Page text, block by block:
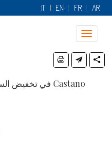
IT EN FR AR
Toggle